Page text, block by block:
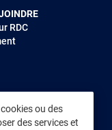
ou des
des services et
RDC